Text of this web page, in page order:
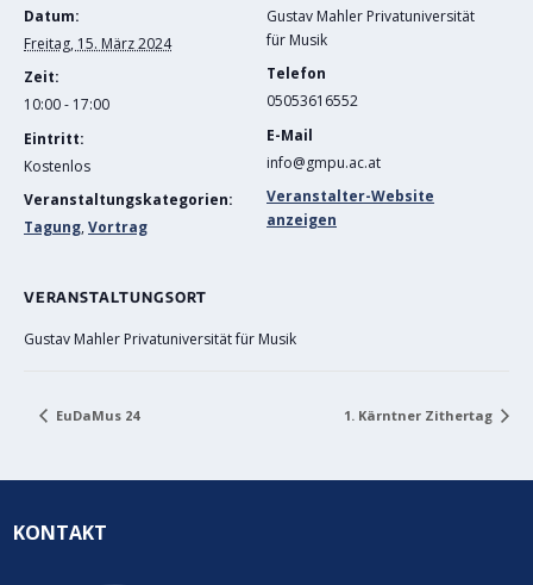
Datum:
Freitag, 15. März 2024
Zeit:
10:00 - 17:00
Eintritt:
Kostenlos
Veranstaltungskategorien:
Tagung, Vortrag
Gustav Mahler Privatuniversität
für Musik
Telefon
05053616552
E-Mail
info@gmpu.ac.at
Veranstalter-Website
anzeigen
VERANSTALTUNGSORT
Gustav Mahler Privatuniversität für Musik
EuDaMus 24 1. Kärntner Zithertag
KONTAKT